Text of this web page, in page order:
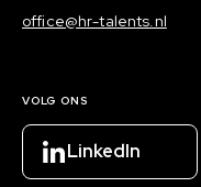
office@hr-talents.nl
VOLG ONS
LinkedIn